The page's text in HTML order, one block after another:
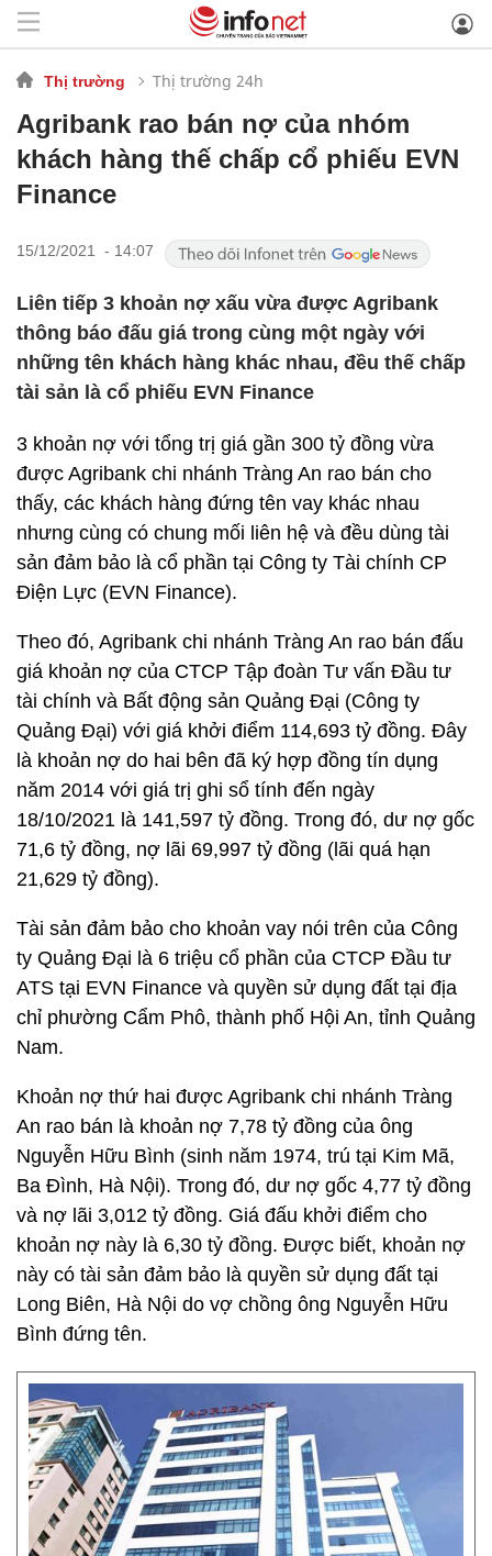
Thị trường Thị trường 24h
Agribank rao bán nợ của nhóm
khách hàng thế chấp cổ phiếu EVN
Finance
15/12/2021 - 14:07
Liên tiếp 3 khoản nợ xấu vừa được Agribank
thông báo đấu giá trong cùng một ngày với
những tên khách hàng khác nhau, đều thế chấp
tài sản là cổ phiếu EVN Finance
3 khoản nợ với tổng trị giá gần 300 tỷ đồng vừa
được Agribank chi nhánh Tràng An rao bán cho
thấy, các khách hàng đứng tên vay khác nhau
nhưng cùng có chung mối liên hệ và đều dùng tài
sản đảm bảo là cổ phần tại Công ty Tài chính CP
Điện Lực (EVN Finance).
Theo đó, Agribank chi nhánh Tràng An rao bán đấu
giá khoản nợ của CTCP Tập đoàn Tư vấn Đầu tư
tài chính và Bất động sản Quảng Đại (Công ty
Quảng Đại) với giá khởi điểm 114,693 tỷ đồng. Đây
là khoản nợ do hai bên đã ký hợp đồng tín dụng
năm 2014 với giá trị ghi sổ tính đến ngày
18/10/2021 là 141,597 tỷ đồng. Trong đó, dư nợ gốc
71,6 tỷ đồng, nợ lãi 69,997 tỷ đồng (lãi quá hạn
21,629 tỷ đồng).
Tài sản đảm bảo cho khoản vay nói trên của Công
ty Quảng Đại là 6 triệu cổ phần của CTCP Đầu tư
ATS tại EVN Finance và quyền sử dụng đất tại địa
chỉ phường Cẩm Phô, thành phố Hội An, tỉnh Quảng
Nam.
Khoản nợ thứ hai được Agribank chi nhánh Tràng
An rao bán là khoản nợ 7,78 tỷ đồng của ông
Nguyễn Hữu Bình (sinh năm 1974, trú tại Kim Mã,
Ba Đình, Hà Nội). Trong đó, dư nợ gốc 4,77 tỷ đồng
và nợ lãi 3,012 tỷ đồng. Giá đấu khởi điểm cho
khoản nợ này là 6,30 tỷ đồng. Được biết, khoản nợ
này có tài sản đảm bảo là quyền sử dụng đất tại
Long Biên, Hà Nội do vợ chồng ông Nguyễn Hữu
Bình đứng tên.